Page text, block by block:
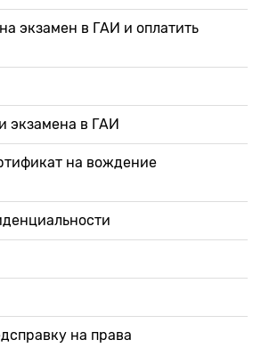
экзамен в ГАИ и оплатить
экзамена в ГАИ
на вождение
на права